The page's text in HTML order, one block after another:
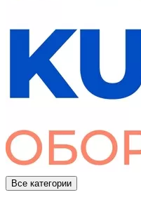
Все категории